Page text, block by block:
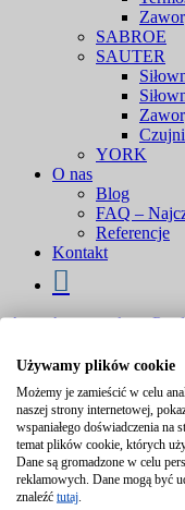
SABROE
SAUTER
YORK
O nas
Blog
FAQ –
Referencje
Kontakt
Astra Automatyka>
Nazwa lub kod produktu
Pokaż kategorie
Producent⤻
Używamy plików cookie
Możemy je zamieścić w celu
naszej strony internetowej,
wspaniałego doświadczenia
temat plików cookie, których
Dane są gromadzone w celu
reklamowych. Dane mogą być
znaleźć tutaj